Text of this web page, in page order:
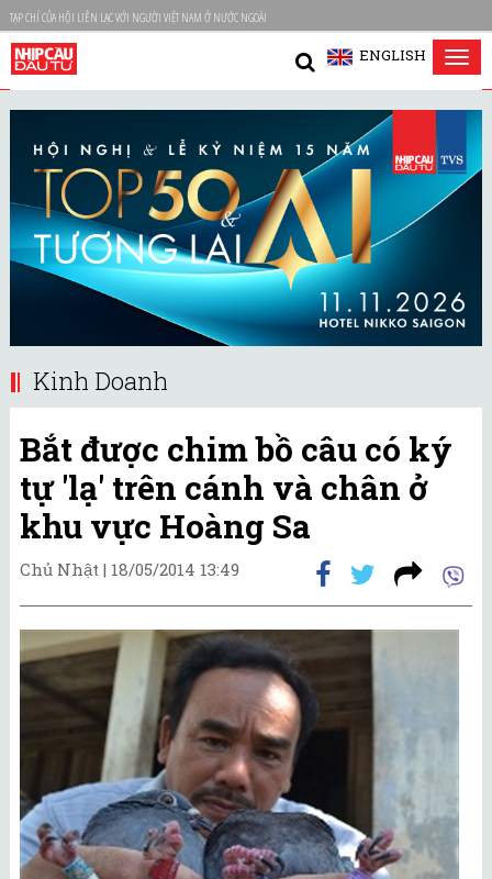
TẠP CHÍ CỦA HỘI LIÊN LẠC VỚI NGƯỜI VIỆT NAM Ở NƯỚC NGOÀI
ENGLISH
Kinh Doanh
Bắt được chim bồ câu có ký
tự 'lạ' trên cánh và chân ở
khu vực Hoàng Sa
Chủ Nhật | 18/05/2014 13:49